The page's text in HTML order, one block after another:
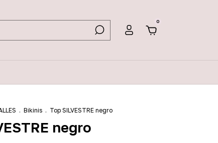
0
. Bikinis . Top SILVESTRE negro
negro